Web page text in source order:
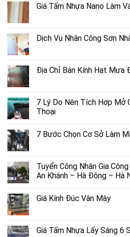
Giá Tấm Nhựa Nano Làm
Dịch Vụ Nhân Công Sơn
Địa Chỉ Bán Kính Hạt Mưa
7 Lý Do Nên Tích Hợp Mở
Thoại
7 Bước Chọn Cơ Sở Làm
Tuyển Công Nhân Gia
An Khánh – Hà Đông – Hà
Giá Kính Đúc Vân Mây
Giá Tấm Nhựa Lấy Sáng 6